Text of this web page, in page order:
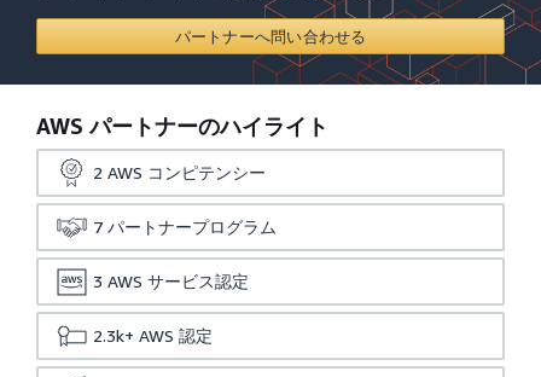
パートナーへ問い合わせる
AWS パートナーのハイライト
2 AWS コンピテンシー
7 パートナープログラム
3 AWS サービス認定
2.3k+ AWS 認定